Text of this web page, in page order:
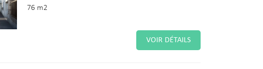
76 m2
VOIR DÉTAILS